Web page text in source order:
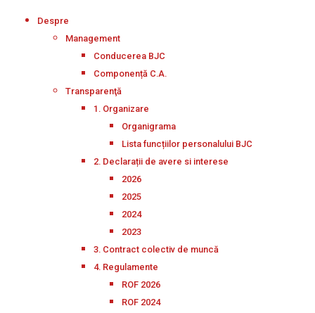
Despre
Management
Conducerea BJC
Componență C.A.
Transparenţă
1. Organizare
Organigrama
Lista funcțiilor personalului BJC
2. Declarații de avere si interese
2026
2025
2024
2023
3. Contract colectiv de muncă
4. Regulamente
ROF 2026
ROF 2024